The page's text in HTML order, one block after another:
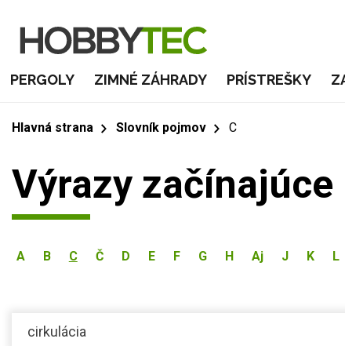
PERGOLY ZIMNÉ ZÁHRADY PRÍSTREŠKY
Hlavná strana Slovník pojmov C
Výrazy začínajúce
A B C Č D E F G H Aj J K L
cirkulácia